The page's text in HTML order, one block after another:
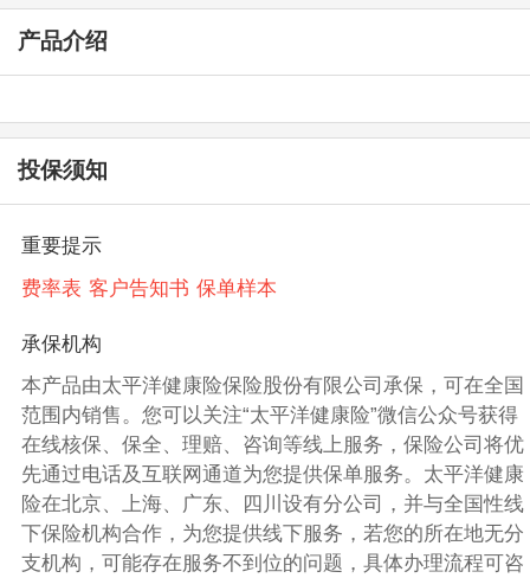
产品介绍
投保须知
重要提示
费率表 客户告知书 保单样本
承保机构
本产品由太平洋健康险保险股份有限公司承保，可在全国
范围内销售。您可以关注“太平洋健康险”微信公众号获得
在线核保、保全、理赔、咨询等线上服务，保险公司将优
先通过电话及互联网通道为您提供保单服务。太平洋健康
险在北京、上海、广东、四川设有分公司，并与全国性线
下保险机构合作，为您提供线下服务，若您的所在地无分
支机构，可能存在服务不到位的问题，具体办理流程可咨